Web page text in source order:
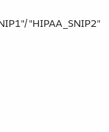
"​HIPAA_SNIP2​"